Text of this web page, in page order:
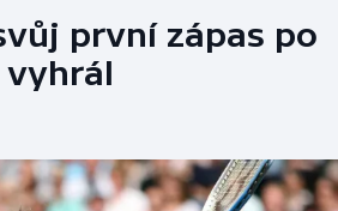
první zápas po